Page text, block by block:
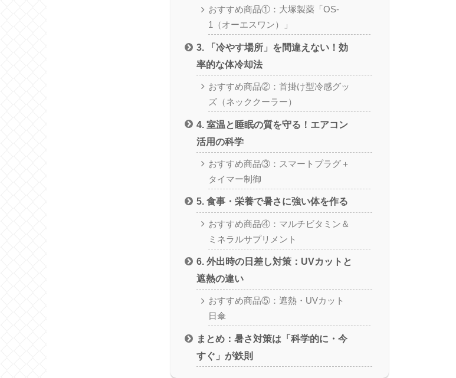
おすすめ商品①：大塚製薬「OS-
1（オーエスワン）」
3. 「冷やす場所」を間違えない！効
率的な体冷却法
おすすめ商品②：首掛け型冷感グッ
ズ（ネッククーラー）
4. 室温と睡眠の質を守る！エアコン
活用の科学
おすすめ商品③：スマートプラグ＋
タイマー制御
5. 食事・栄養で暑さに強い体を作る
おすすめ商品④：マルチビタミン＆
ミネラルサプリメント
6. 外出時の日差し対策：UVカットと
遮熱の違い
おすすめ商品⑤：遮熱・UVカット
日傘
まとめ：暑さ対策は「科学的に・今
すぐ」が鉄則